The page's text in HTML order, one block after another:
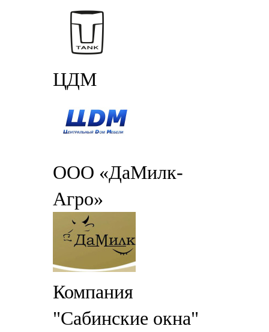
ЦДМ
ООО «ДаМилк-
Агро»
Компания
"Сабинские окна"